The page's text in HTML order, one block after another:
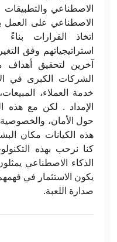
الاصطناعي والتطبيقات
الاصطناعي على العمل
اتخاذ القرارات
استراتيجياتهم وفق
آخرين لتحقيق
الشركات الكبرى في
خدمة العملاء،
الإمداد . لكن مع هذه
حول الأمان،
هذه الكيانات مكان
كنا نرحب بهذه
الذكاء الاصطناعي
يكون الاستثمار في
صدارة اللعبة.